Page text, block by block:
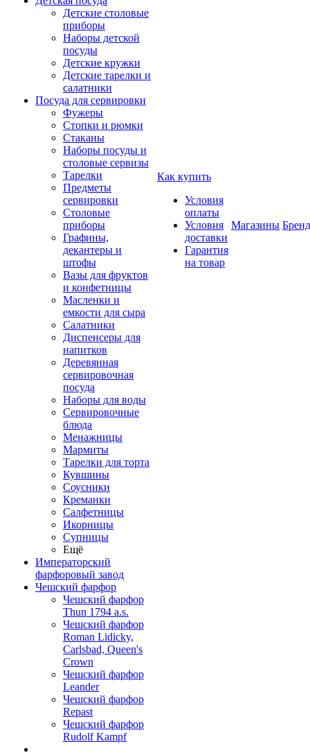
Детские столовые
приборы
Наборы детской
посуды
Детские кружки
Детские тарелки и
салатники
Посуда для сервировки
Фужеры
Стопки и рюмки
Стаканы
Наборы посуды и
столовые сервизы
Тарелки
Предметы
сервировки
Столовые
приборы
Графины,
декантеры и
штофы
Вазы для фруктов
и конфетницы
Масленки и
емкости для сыра
Салатники
Диспенсеры для
напитков
Деревянная
сервировочная
посуда
Наборы для воды
Сервировочные
блюда
Менажницы
Мармиты
Тарелки для торта
Кувшины
Соусники
Креманки
Салфетницы
Икорницы
Супницы
Ещё
Императорский
фарфоровый завод
Чешский фарфор
Чешский фарфор
Thun 1794 a.s.
Чешский фарфор
Roman Lidicky,
Carlsbad, Queen's
Crown
Чешский фарфор
Leander
Чешский фарфор
Repast
Чешский фарфор
Rudolf Kampf
Как купить
Условия
оплаты
Условия
доставки
Гарантия
на товар
Магазины